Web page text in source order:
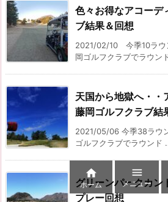
色々お得なアコーデ
ブ結果＆回想
2021/02/10 今季10ラウ
岡ゴルフクラブでラウン
天国から地獄へ・・
藤岡ゴルフクラブ結
2021/05/06 今季38ラウ
ゴルフクラブでラウンド
グリーンパークカン
プレー回想

ホーム

メニュー